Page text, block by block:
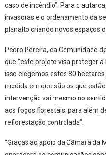
caso de incêndio”. Para o
invasoras e o ordenamento da
planalto criando novos espaços
Pedro Pereira, da Comunidade
que “este projeto visa proteger
isso elegemos estes 80
medida em que são os que
intervenção vai mesmo no
aos fogos florestais, para além
reflorestação controlada”.
“Graças ao apoio da Câmara da